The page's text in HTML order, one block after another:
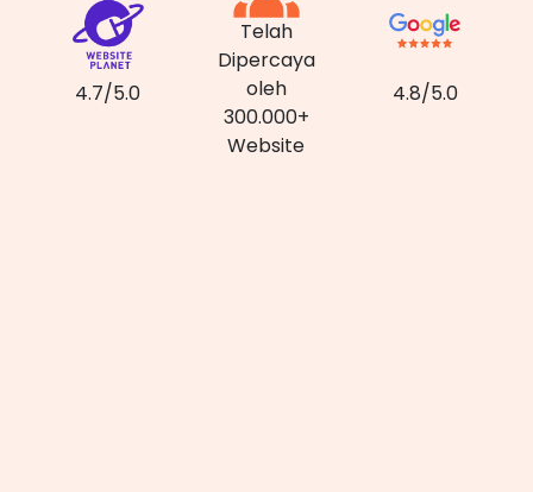
4.7/5.0
Telah
Dipercaya
oleh
300.000+
Website
4.8/5.0